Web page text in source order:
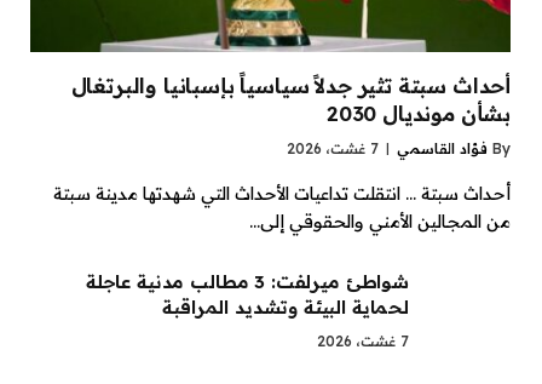
أحداث سبتة تثير جدلاً سياسياً بإسبانيا والبرتغال
بشأن مونديال 2030
By فؤاد القاسمي 7 غشت، 2026
أحداث سبتة … انتقلت تداعيات الأحداث التي شهدتها مدينة سبتة
من المجالين الأمني والحقوقي إلى…
شواطئ ميرلفت: 3 مطالب مدنية عاجلة
لحماية البيئة وتشديد المراقبة
7 غشت، 2026